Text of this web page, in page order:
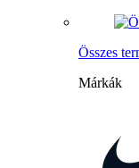
Összes
Márkák